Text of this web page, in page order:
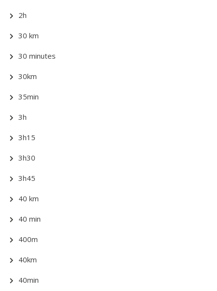
2h
30 km
30 minutes
30km
35min
3h
3h15
3h30
3h45
40 km
40 min
400m
40km
40min